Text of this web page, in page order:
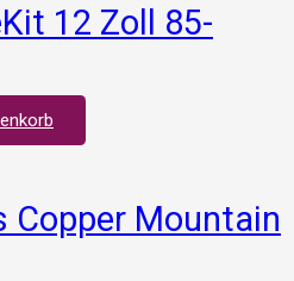
12 Zoll 85-
Copper Mountain